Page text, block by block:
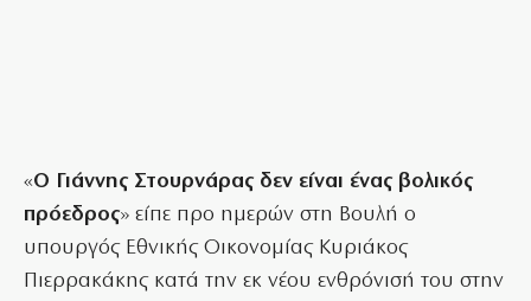
«Ο Γιάννης Στουρνάρας δεν είναι ένας βολικός
πρόεδρος» είπε προ ημερών στη Βουλή ο
υπουργός Εθνικής Οικονομίας Κυριάκος
Πιερρακάκης κατά την εκ νέου ενθρόνισή του στην